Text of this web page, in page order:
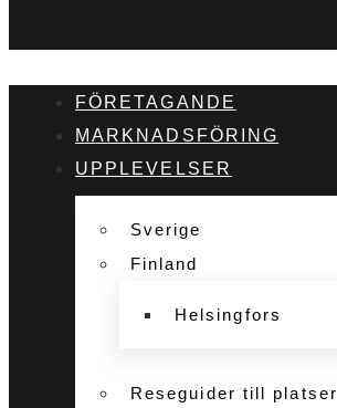
FÖRETAGANDE
MARKNADSFÖRING
UPPLEVELSER
Sverige
Finland
Helsingfors
Reseguider till platser